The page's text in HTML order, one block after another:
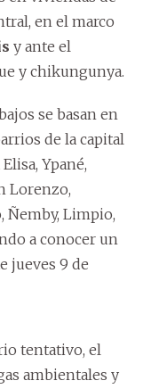
en el marco
y ante el
y chikungunya.
se basan en
de la capital
Ypané,
Lorenzo,
Ñemby, Limpio,
a conocer un
jueves 9 de
tentativo, el
ambientales y